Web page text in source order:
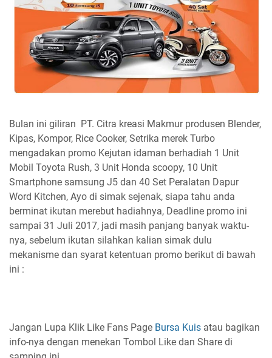
Bulan ini giliran PT. Citra kreasi Makmur produsen Blender,
Kipas, Kompor, Rice Cooker, Setrika merek Turbo
mengadakan promo Kejutan idaman berhadiah 1 Unit
Mobil Toyota Rush, 3 Unit Honda scoopy, 10 Unit
Smartphone samsung J5 dan 40 Set Peralatan Dapur
Word Kitchen, Ayo di simak sejenak, siapa tahu anda
berminat ikutan merebut hadiahnya, Deadline promo ini
sampai 31 Juli 2017, jadi masih panjang banyak waktu-
nya, sebelum ikutan silahkan kalian simak dulu
mekanisme dan syarat ketentuan promo berikut di bawah
ini :
Jangan Lupa Klik Like Fans Page Bursa Kuis atau bagikan
info-nya dengan menekan Tombol Like dan Share di